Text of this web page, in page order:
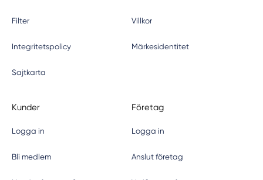
Filter Villkor
Integritetspolicy Märkesidentitet
Sajtkarta
Kunder
Logga in
Bli medlem
Företag
Logga in
Anslut företag